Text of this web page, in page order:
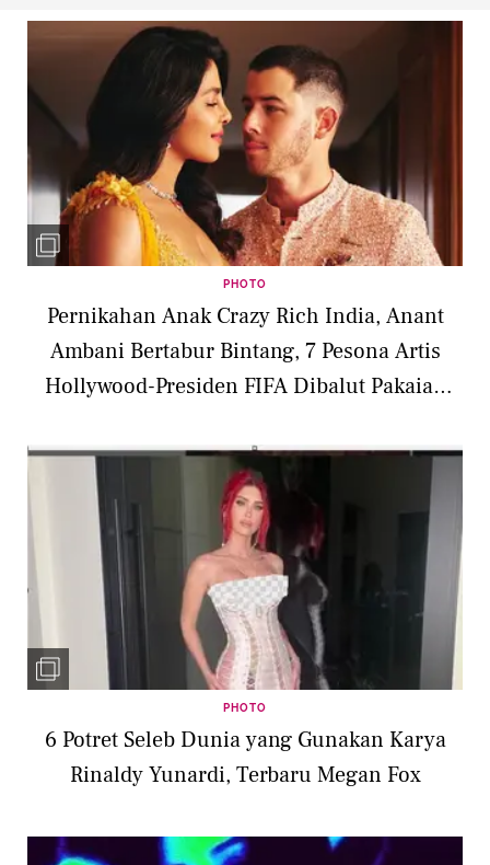
PHOTO
Pernikahan Anak Crazy Rich India, Anant
Ambani Bertabur Bintang, 7 Pesona Artis
Hollywood-Presiden FIFA Dibalut Pakaian
PHOTO
6 Potret Seleb Dunia yang Gunakan Karya
Rinaldy Yunardi, Terbaru Megan Fox